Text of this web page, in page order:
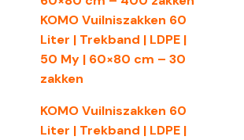
KOMO Vuilniszakken 60
Liter | Trekband | LDPE |
50 My | 60×80 cm – 30
zakken
KOMO Vuilniszakken 60
Liter | Trekband | LDPE |